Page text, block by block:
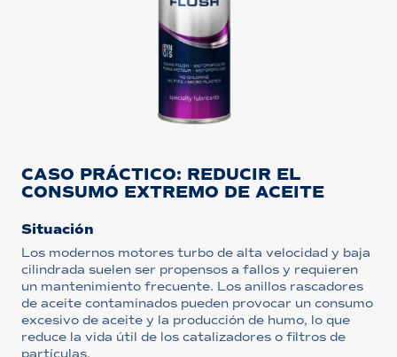
CASO PRÁCTICO: REDUCIR EL
CONSUMO EXTREMO DE ACEITE
Situación
Los modernos motores turbo de alta velocidad y baja
cilindrada suelen ser propensos a fallos y requieren
un mantenimiento frecuente. Los anillos rascadores
de aceite contaminados pueden provocar un consumo
excesivo de aceite y la producción de humo, lo que
reduce la vida útil de los catalizadores o filtros de
partículas.